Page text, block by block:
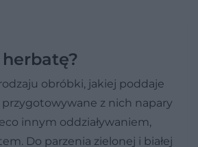
obróbki, jakiej poddaje
przygotowywane z nich napary
innym oddziaływaniem,
Do parzenia zielonej i białej